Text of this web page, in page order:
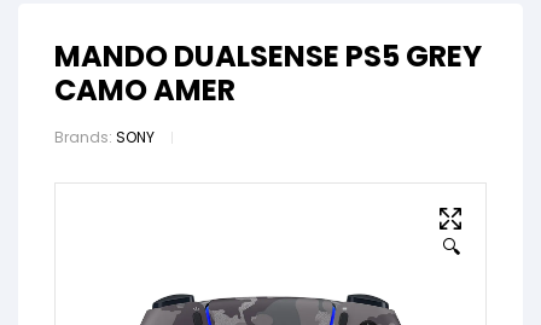
MANDO DUALSENSE PS5 GREY
CAMO AMER
Brands: SONY
🔍